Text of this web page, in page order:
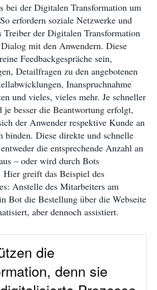
bei der Digitalen Transformation um
erfordern soziale Netzwerke und
Treiber der Digitalen Transformation
mit den Anwendern. Diese
Feedbackgespräche sein,
Detailfragen zu den angebotenen
Inanspruchnahme
und vieles, vieles mehr. Je schneller
je besser die Beantwortung erfolgt,
der Anwender respektive Kunde an
binden. Diese direkte und schnelle
die entsprechende Anzahl an
– oder wird durch Bots
greift das Beispiel des
Anstelle des Mitarbeiters am
Bot die Bestellung über die Webseite
aber dennoch assistiert.
die
denn sie